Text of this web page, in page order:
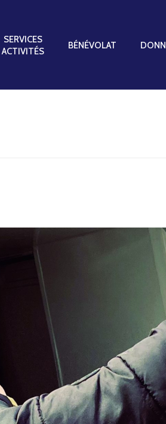
SERVICES
ACTIVITÉS
BÉNÉVOLAT